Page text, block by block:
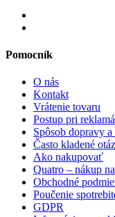
Pomocník
O nás
Kontakt
Vrátenie tovaru
Postup pri
Spôsob dopravy
Často kladené
Ako nakupovať
Quatro – nákup
Obchodné
Poučenie
GDPR